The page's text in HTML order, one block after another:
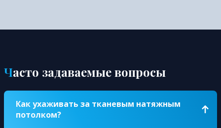
Часто задаваемые вопросы
Как ухаживать за тканевым натяжным
потолком?